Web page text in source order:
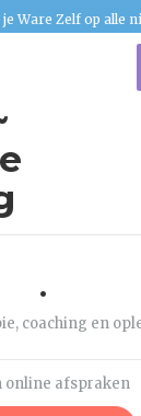
Ware Zelf op alle
.
coaching en
online afspraken